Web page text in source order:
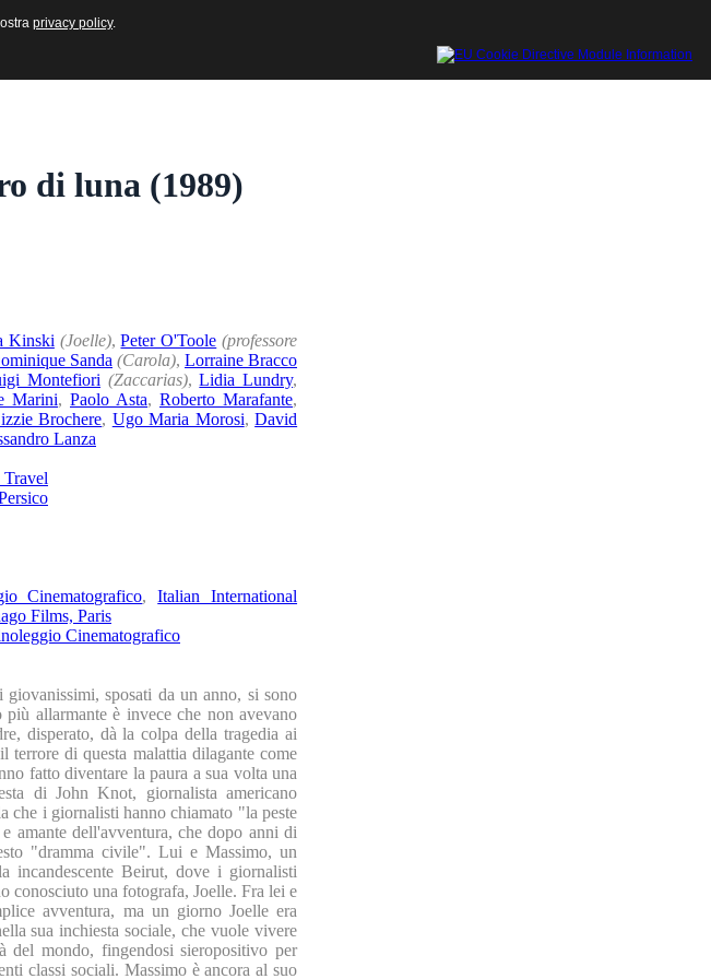
di luna (1989)
Kinski (Joelle),Peter O'Toole (professore
Sanda (Carola), Lorraine Bracco
Montefiori (Zaccarias),Lidia Lundry,
Marini, Paolo Asta, Roberto Marafante,
Brochere, Ugo Maria Morosi,David
Lanza
Cinematografico,Italian International
Films, Paris
Cinematografico
sposati da un anno, si sono
allarmante è invece che non avevano
disperato, dà la colpa della tragedia ai
terrore di questa malattia dilagante come
fatto diventare la paura a sua volta una
di John Knot, giornalista americano
che i giornalisti hanno chiamato "la peste
amante dell'avventura, che dopo anni di
"dramma civile". Lui e Massimo, un
incandescente Beirut, dove i giornalisti
conosciuto una fotografa, Joelle. Fra lei e
avventura, ma un giorno Joelle era
sua inchiesta sociale, che vuole vivere
del mondo, fingendosi sieropositivo per
classi sociali. Massimo è ancora al suo
privacy policy.
privacy policy.